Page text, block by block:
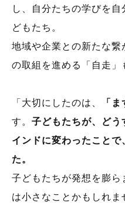
し、自分たちの学びを
どもたち。
地域や企業との新たな繋
の取組を進める「自走」
「大切にしたのは、 「
す。 子どもたちが、どう
インドに変わったことで
た。
子どもたちが発想を膨
は小さなことかもしれ